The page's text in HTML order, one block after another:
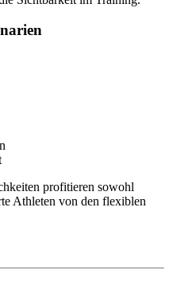
profitieren sowohl
Athleten von den flexiblen